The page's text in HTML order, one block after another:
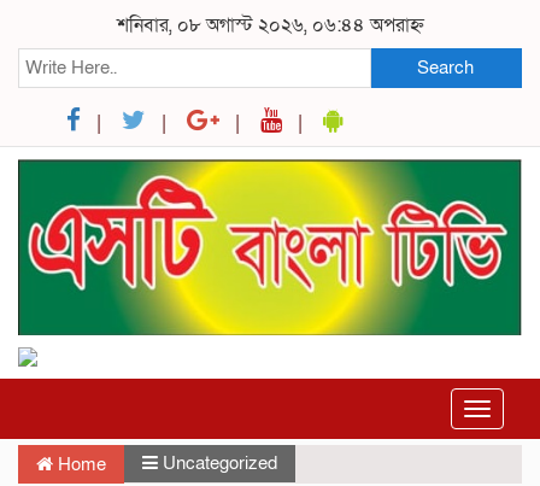
শনিবার, ০৮ অগাস্ট ২০২৬, ০৬:৪৪ অপরাহ্ন
Search
Toggle
Home Uncategorized